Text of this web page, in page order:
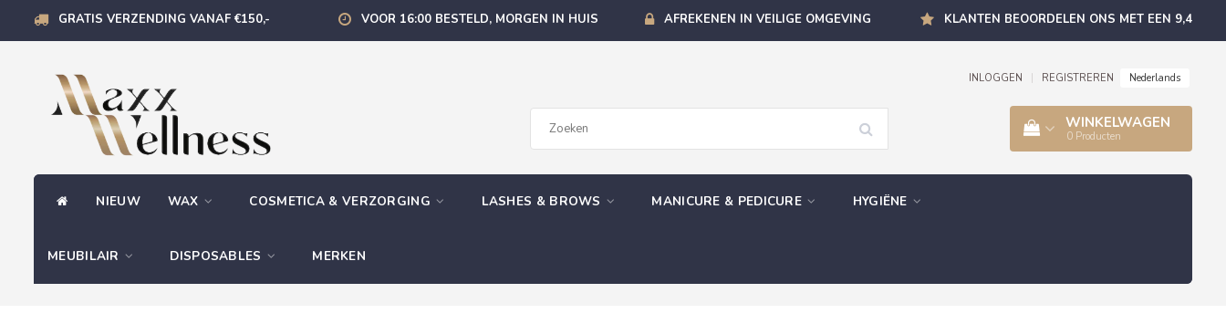
GRATIS VERZENDING VANAF €150,- VOOR 16:00 BESTELD, MORGEN IN HUIS AFREKENEN IN VEILIGE OMGEVING KLANTEN BEOORDELEN ONS MET EEN 9,4
INLOGGEN REGISTREREN Nederlands
WINKELWAGEN
0 Producten
NIEUW WAX COSMETICA & VERZORGING LASHES & BROWS MANICURE & PEDICURE HYGIËNE
MEUBILAIR DISPOSABLES MERKEN